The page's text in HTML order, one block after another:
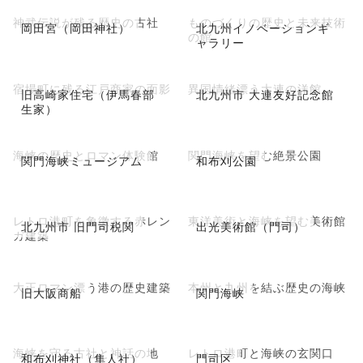
岡田宮（岡田神社）
神武伝説が残る歴史の古社
北九州イノベーションギ
ャラリー
ものづくりの歴史と未来技術
の館
旧高崎家住宅（伊馬春部
生家）
宿場町に残る江戸商家の面影 北九州市 大連友好記念館
異国情緒漂う大連の洋館
関門海峡ミュージアム
海峡の歴史とロマン体験館 和布刈公園
関門海峡を望む絶景公園
北九州市 旧門司税関
レトロ港町を象徴する赤レン
ガ建築
出光美術館（門司）
東洋美術と海峡を望む美術館
旧大阪商船
大正ロマン漂う港の歴史建築 関門海峡
本州と九州を結ぶ歴史の海峡
和布刈神社（隼人社）
海峡を守る古社と神話の地 門司区
レトロ港町と海峡の玄関口